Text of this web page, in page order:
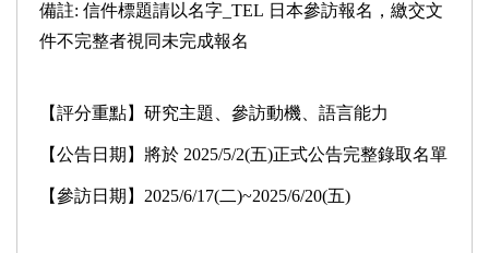
備註: 信件標題請以名字_TEL 日本參訪報名，繳交文
件不完整者視同未完成報名
【評分重點】研究主題、參訪動機、語言能力
【公告日期】將於 2025/5/2(五)正式公告完整錄取名單
【參訪日期】2025/6/17(二)~2025/6/20(五)